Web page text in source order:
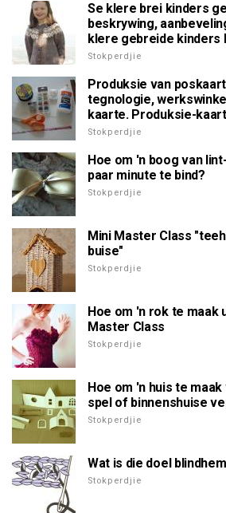
Se klere brei kinders
beskrywing,
klere gebreide kinders
Stokperdjie
Produksie van
tegnologie,
kaarte. Produksie-
Stokperdjie
Hoe om 'n boog van
paar minute te bind?
Stokperdjie
Mini Master Class
buise"
Stokperdjie
Hoe om 'n rok te
Master Class
Stokperdjie
Hoe om 'n huis te
spel of binnenshuise
Stokperdjie
Wat is die doel
Stokperdjie